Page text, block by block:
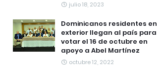
julio 18, 2023
Dominicanos residentes en
exterior llegan al país para
votar el 16 de octubre en
apoyo a Abel Martínez
octubre 12, 2022